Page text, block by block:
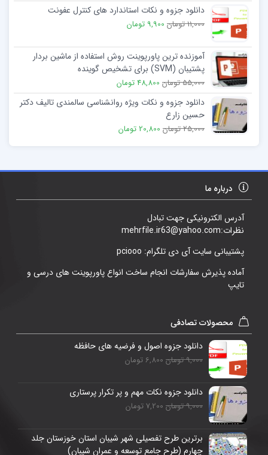
دانلود جزوه و نکات استاندارد های کنترل عفونت
11,000 تومان 9,900 تومان
آموزنده ترین پاورپوینت روش استفاده از ماشین بردار
پشتیبان (SVM) برای تشخیص گوینده
55,000 تومان 48,800 تومان
دانلود جزوه و نکات ویژه روانشناسی سالمندی تالیف دکتر
حسین زارع
25,000 تومان 20,800 تومان
درباره ما
آدرس الکترونیکی جهت تبادل
نظرات:mehrfile.ir63@yahoo.com
پشتیبانی سایت آی دی تلگرام: pciooo
آماده پذیرش سفارشات انجام ساخت انواع پاورپوینت های درسی و
تایپ
محصولات تصادفی
دانلود جزوه اصول و فرضیه های حافظه
9,000 تومان 6,800 تومان
دانلود جزوه نکات مهم و پر تکرار پرستاری
9,000 تومان 7,200 تومان
برترین طرح تفصیلی شهر شیبان استان خوزستان جلد
چهارم (طرح جامع توسعه و عمران شیبان)